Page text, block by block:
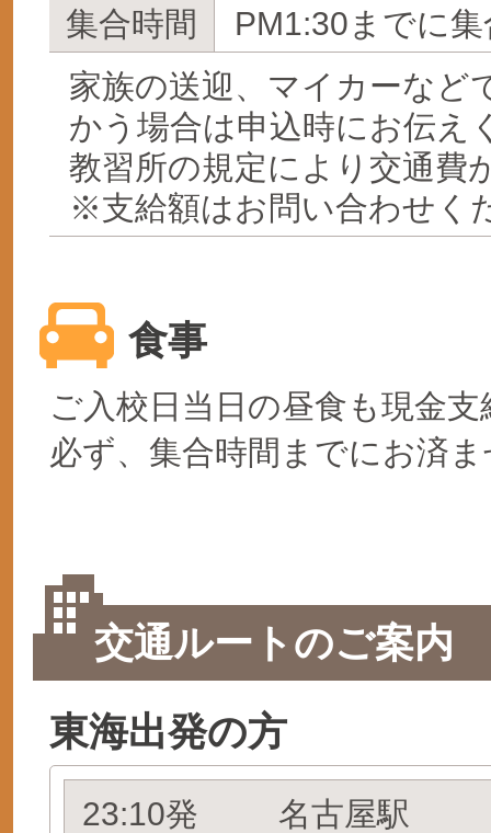
集合時間
PM1:30までに集
家族の送迎、マイカーなど
かう場合は申込時にお伝え
教習所の規定により交通費
※支給額はお問い合わせく
食事
ご入校日当日の昼食も現金
必ず、集合時間までにお済
交通ルートのご案内
東海出発の方
23:10発
名古屋駅